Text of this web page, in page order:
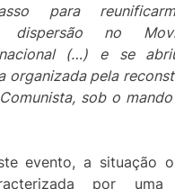
para
dispersão no
(…) e se
organizada pela
sob o
evento, a situação
por uma